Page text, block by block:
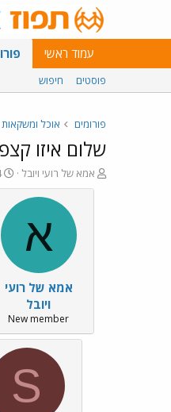
עמוד ראשי
פוסטים חיפוש
פורומים אוכל ומשקאות
שלום איזו
פ
ו
אמא של רועי ויובל
ו
ם
ב
א
אמא של רועי
ויובל
New member
S